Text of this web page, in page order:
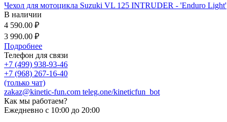
Чехол для мотоцикла Suzuki VL 125 INTRUDER - 'Enduro Light'
В наличии
4 590.00 ₽
3 990.00 ₽
Подробнее
Телефон для связи
+7 (499) 938-93-46
+7 (968) 267-16-40
(только чат)
zakaz@kinetic-fun.com teleg.one/kineticfun_bot
Как мы работаем?
Ежедневно с 10:00 до 20:00